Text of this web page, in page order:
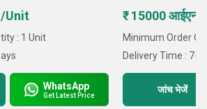
Unit
: 1 Unit
WhatsApp
Get Latest Price
₹ 15000
Minimum Order
Delivery Time : 7-
जांच भेजें